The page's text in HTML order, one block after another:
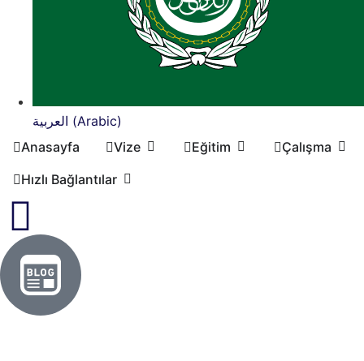
العربية (Arabic)
Anasayfa
Vize Eğitim
Çalışma
Hızlı Bağlantılar